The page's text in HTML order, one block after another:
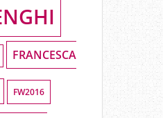
FRANCESCA
FW2016